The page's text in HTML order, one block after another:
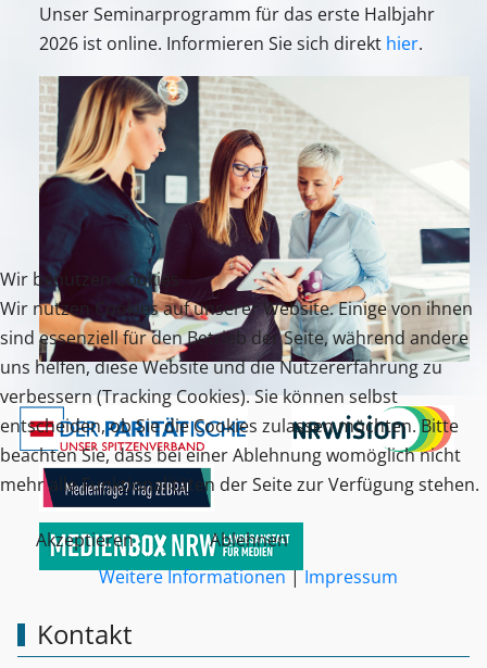
Unser Seminarprogramm für das erste Halbjahr
2026 ist online. Informieren Sie sich direkt hier.
Kontakt
Wir benutzen Cookies
Wir nutzen Cookies auf unserer Website. Einige von ihnen
sind essenziell für den Betrieb der Seite, während andere
uns helfen, diese Website und die Nutzererfahrung zu
verbessern (Tracking Cookies). Sie können selbst
entscheiden, ob Sie die Cookies zulassen möchten. Bitte
beachten Sie, dass bei einer Ablehnung womöglich nicht
mehr alle Funktionalitäten der Seite zur Verfügung stehen.
Akzeptieren
Ablehnen
Weitere Informationen|Impressum